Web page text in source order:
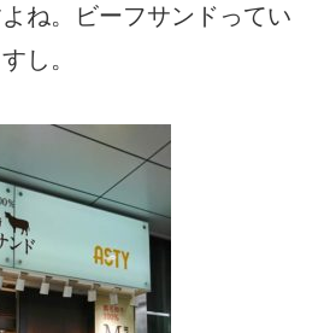
ね。ビーフサンドってい
し。